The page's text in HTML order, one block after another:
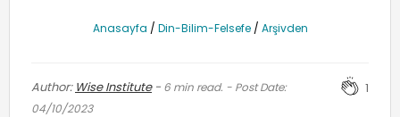
Anasayfa / Din-Bilim-Felsefe/ Arşivden
Author: Wise Institute- 6 min read. - Post Date:
04/10/2023
1